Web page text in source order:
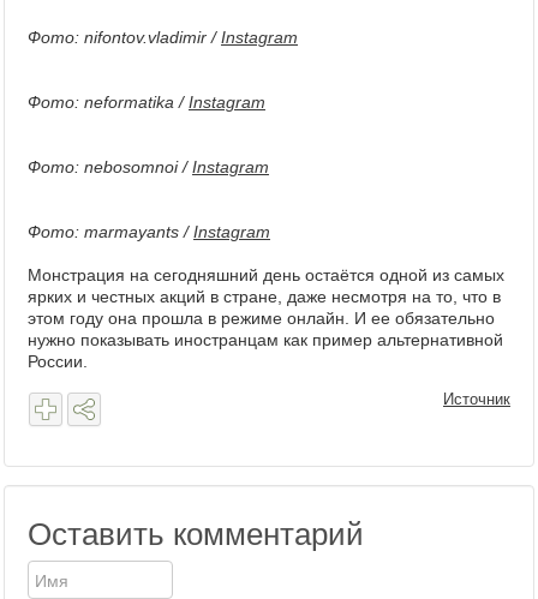
Фото: nifontov.vladimir /Instagram
Фото: neformatika /Instagram
Фото: nebosomnoi /Instagram
Фото: marmayants /Instagram
Монстрация на сегодняшний день остаётся одной из самых
ярких и честных акций в стране, даже несмотря на то, что в
этом году она прошла в режиме онлайн. И ее обязательно
нужно показывать иностранцам как пример альтернативной
России.
Источник
Оставить комментарий